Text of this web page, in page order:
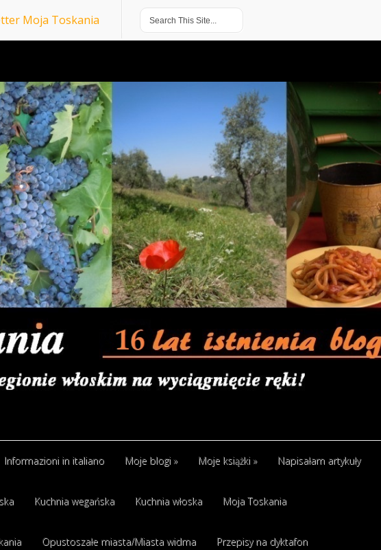
Moja Toskania
Informazioni in italiano Moje blogi » Moje książki » Napisałam artykuły
Kuchnia wegańska Kuchnia włoska Moja Toskania
Opustoszałe miasta/Miasta widma Przepisy na dyktafon